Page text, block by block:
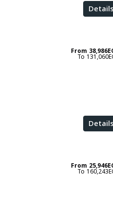
Details
From
Details
From